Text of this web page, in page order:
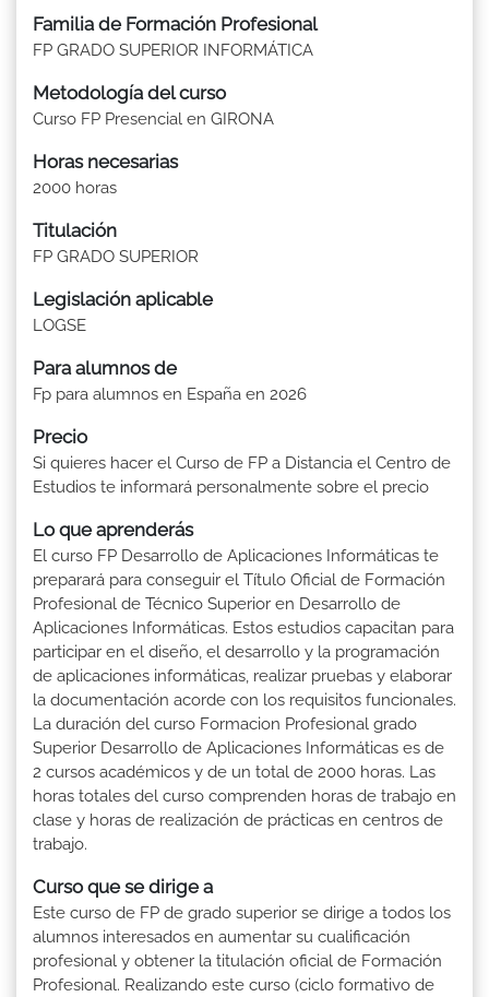
Familia de Formación Profesional
FP GRADO SUPERIOR INFORMÁTICA
Metodología del curso
Curso FP Presencial en GIRONA
Horas necesarias
2000 horas
Titulación
FP GRADO SUPERIOR
Legislación aplicable
LOGSE
Para alumnos de
Fp para alumnos en España en 2026
Precio
Si quieres hacer el Curso de FP a Distancia el Centro de
Estudios te informará personalmente sobre el precio
Lo que aprenderás
El curso FP Desarrollo de Aplicaciones Informáticas te
preparará para conseguir el Título Oficial de Formación
Profesional de Técnico Superior en Desarrollo de
Aplicaciones Informáticas. Estos estudios capacitan para
participar en el diseño, el desarrollo y la programación
de aplicaciones informáticas, realizar pruebas y elaborar
la documentación acorde con los requisitos funcionales.
La duración del curso Formacion Profesional grado
Superior Desarrollo de Aplicaciones Informáticas es de
2 cursos académicos y de un total de 2000 horas. Las
horas totales del curso comprenden horas de trabajo en
clase y horas de realización de prácticas en centros de
trabajo.
Curso que se dirige a
Este curso de FP de grado superior se dirige a todos los
alumnos interesados en aumentar su cualificación
profesional y obtener la titulación oficial de Formación
Profesional. Realizando este curso (ciclo formativo de